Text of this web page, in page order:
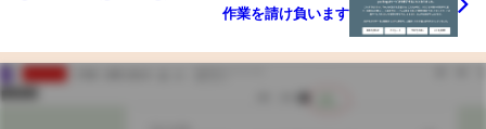
作業を請け負います